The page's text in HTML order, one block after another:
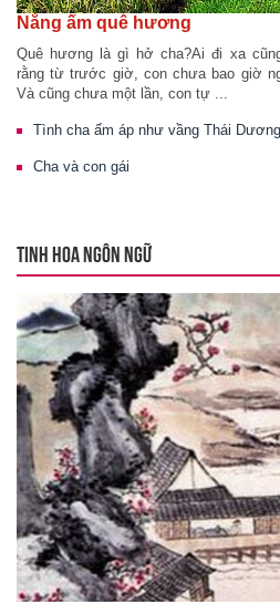
Nắng ấm quê hương
Quê hương là gì hở cha?Ai đi xa
rằng từ trước giờ, con chưa bao giờ
Và cũng chưa một lần, con tự ...
Tình cha ấm áp như vầng Thái Dương
Cha và con gái
TINH HOA NGÔN NGỮ